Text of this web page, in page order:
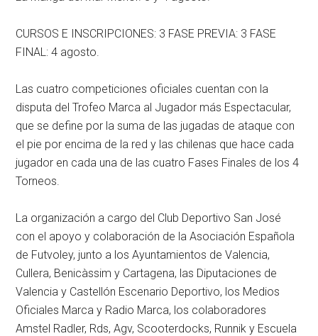
CURSOS E INSCRIPCIONES: 3 FASE PREVIA: 3 FASE
FINAL: 4 agosto.
Las cuatro competiciones oficiales cuentan con la
disputa del Trofeo Marca al Jugador más Espectacular,
que se define por la suma de las jugadas de ataque con
el pie por encima de la red y las chilenas que hace cada
jugador en cada una de las cuatro Fases Finales de los 4
Torneos.
La organización a cargo del Club Deportivo San José
con el apoyo y colaboración de la Asociación Española
de Futvoley, junto a los Ayuntamientos de Valencia,
Cullera, Benicàssim y Cartagena, las Diputaciones de
Valencia y Castellón Escenario Deportivo, los Medios
Oficiales Marca y Radio Marca, los colaboradores
Amstel Radler, Rds, Agv, Scooterdocks, Runnik y Escuela